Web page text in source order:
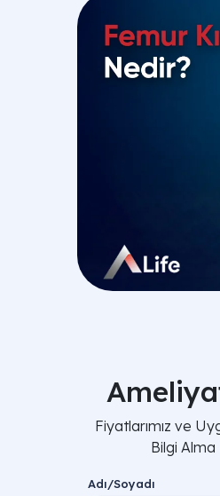
Fiyatlarımız ve
Bilgi Alma
Adı/Soyadı